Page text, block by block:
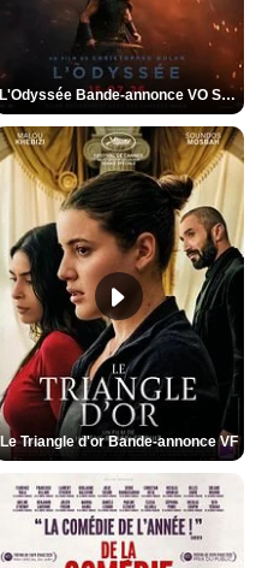
L'Odyssée Bande-annonce VO STFR
Le Triangle d'or Bande-annonce VF